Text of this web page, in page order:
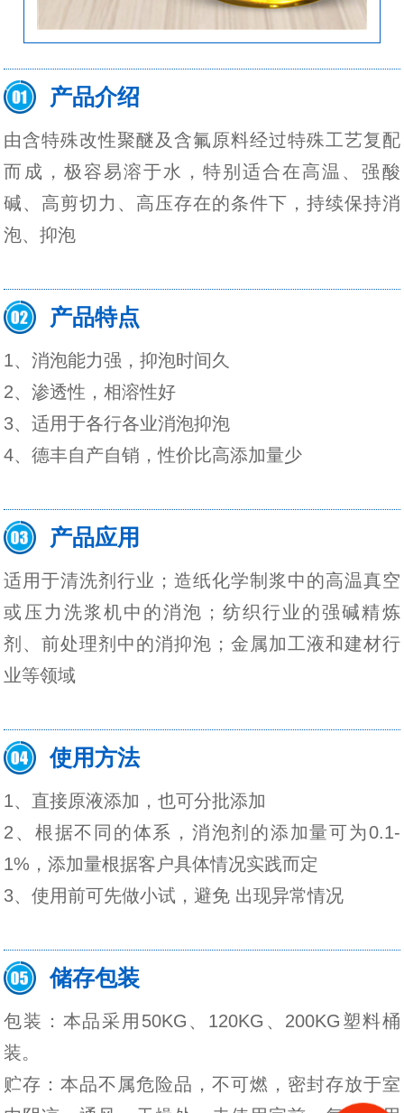
产品介绍
由含特殊改性聚醚及含氟原料经过特殊工艺复配
而成，极容易溶于水，特别适合在高温、强酸
碱、高剪切力、高压存在的条件下，持续保持消
泡、抑泡
产品特点
1、消泡能力强，抑泡时间久
2、渗透性，相溶性好
3、适用于各行各业消泡抑泡
4、德丰自产自销，性价比高添加量少
产品应用
适用于清洗剂行业；造纸化学制浆中的高温真空
或压力洗浆机中的消泡；纺织行业的强碱精炼
剂、前处理剂中的消抑泡；金属加工液和建材行
业等领域
使用方法
1、直接原液添加，也可分批添加
2、根据不同的体系，消泡剂的添加量可为0.1-
1%，添加量根据客户具体情况实践而定
3、使用前可先做小试，避免 出现异常情况
储存包装
包装：本品采用50KG、120KG、200KG塑料桶
装。
贮存：本品不属危险品，不可燃，密封存放于室